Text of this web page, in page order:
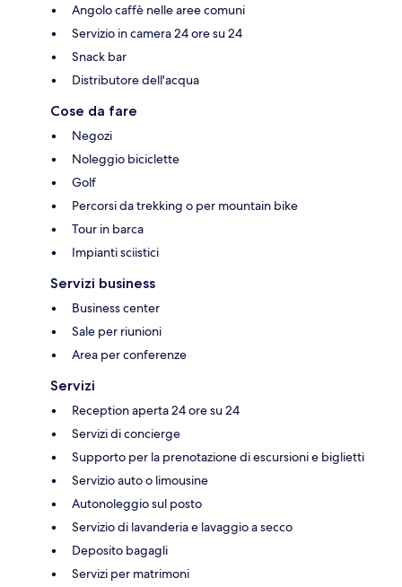
Angolo caffè nelle aree comuni
Servizio in camera 24 ore su 24
Snack bar
Distributore dell'acqua
Cose da fare
Negozi
Noleggio biciclette
Golf
Percorsi da trekking o per mountain bike
Tour in barca
Impianti sciistici
Servizi business
Business center
Sale per riunioni
Area per conferenze
Servizi
Reception aperta 24 ore su 24
Servizi di concierge
Supporto per la prenotazione di escursioni e biglietti
Servizio auto o limousine
Autonoleggio sul posto
Servizio di lavanderia e lavaggio a secco
Deposito bagagli
Servizi per matrimoni